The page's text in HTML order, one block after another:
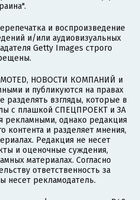
и воспроизведение
и/или аудиовизуальных
Getty Images строго
НОВОСТИ КОМПАНИЙ и
и публикуются на правах
взгляды, которые в
с плашкой СПЕЦПРОЕКТ и ЗА
однако редакция
контента и разделяет мнения,
Редакция не несет
и оценочные суждения,
материалах. Согласно
ответственность за
несет рекламодатель.